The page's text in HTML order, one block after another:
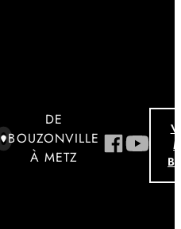
DE
BOUZONVILLE
À METZ
Connectons-